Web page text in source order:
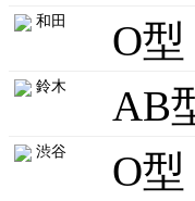
和田 O
鈴木 AB
渋谷
O